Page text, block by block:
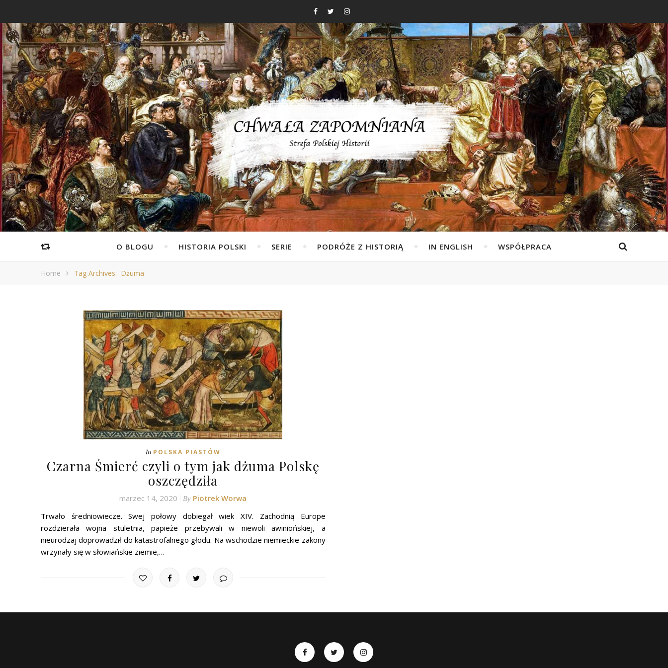
O BLOGU HISTORIA POLSKI SERIE PODRÓŻE Z HISTORIĄ IN ENGLISH WSPÓŁPRACA
Home Tag Archives: Dżuma
In POLSKA PIASTÓW
Czarna Śmierć czyli o tym jak dżuma Polskę
oszczędziła
marzec 14, 2020 By Piotrek Worwa
Trwało średniowiecze. Swej połowy dobiegał wiek XIV. Zachodnią Europe
rozdzierała wojna stuletnia, papieże przebywali w niewoli awiniońskiej, a
nieurodzaj doprowadził do katastrofalnego głodu. Na wschodzie niemieckie zakony
wrzynały się w słowiańskie ziemie,…